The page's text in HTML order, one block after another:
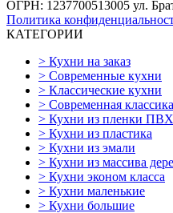
ОГРН: 1237700513005 ул.
Политика
КАТЕГОРИИ
> Кухни на заказ
> Современные кухни
> Классические кухни
> Современная классика
> Кухни из пленки ПВХ
> Кухни из пластика
> Кухни из эмали
> Кухни из массива
> Кухни эконом класса
> Кухни маленькие
> Кухни большие